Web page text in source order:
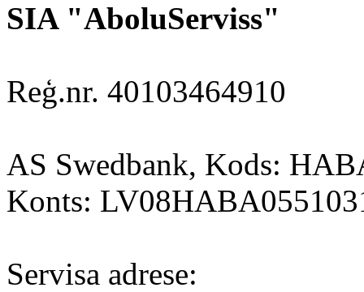
SIA "AboluServiss"
Reģ.nr. 40103464910
AS Swedbank, Kods:
Konts:
Servisa adrese: